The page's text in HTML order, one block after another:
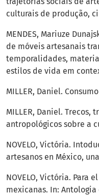
culturais de produção,
MENDES, Mariuze
de móveis artesanais
temporalidades,
estilos de vida em
MILLER, Daniel.
MILLER, Daniel. Trecos,
antropológicos sobre a
NOVELO, Victória.
artesanos en México,
NOVELO, Victória. Para
mexicanas. In: